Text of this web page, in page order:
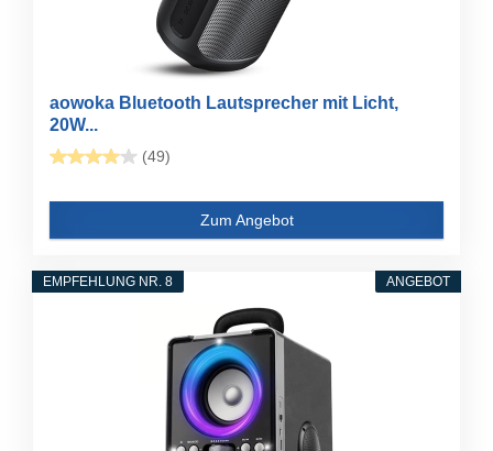
aowoka Bluetooth Lautsprecher mit Licht,
20W...
(49)
Zum Angebot
ANGEBOT
EMPFEHLUNG NR. 8